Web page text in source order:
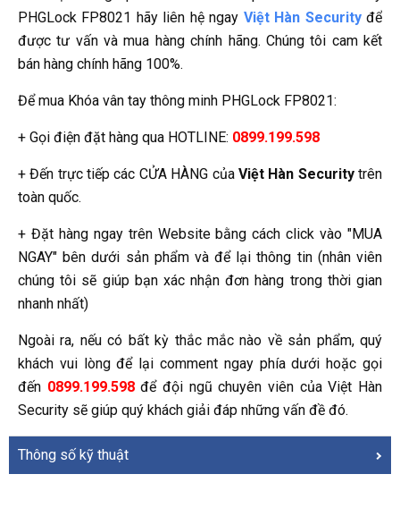
PHGLock FP8021 hãy liên hệ ngay Việt Hàn Securityđể
được tư vấn và mua hàng chính hãng. Chúng tôi cam kết
bán hàng chính hãng 100%.
Để mua Khóa vân tay thông minh PHGLock FP8021:
+ Gọi điện đặt hàng qua HOTLINE: 0899.199.598
+ Đến trực tiếp các CỬA HÀNG của Việt Hàn Securitytrên
toàn quốc.
+ Đặt hàng ngay trên Website bằng cách click vào "MUA
NGAY" bên dưới sản phẩm và để lại thông tin (nhân viên
chúng tôi sẽ giúp bạn xác nhận đơn hàng trong thời gian
nhanh nhất)
Ngoài ra, nếu có bất kỳ thắc mắc nào về sản phẩm, quý
khách vui lòng để lại comment ngay phía dưới hoặc gọi
đến 0899.199.598 để đội ngũ chuyên viên của Việt Hàn
Security sẽ giúp quý khách giải đáp những vấn đề đó.
Thông số kỹ thuật